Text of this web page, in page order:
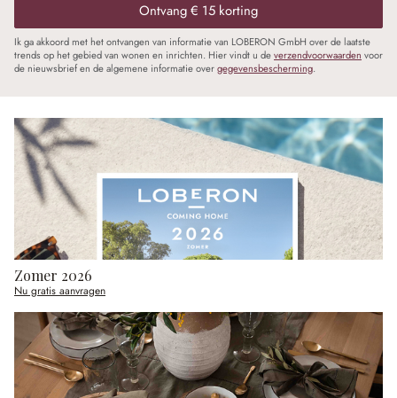
Ontvang € 15 korting
Ik ga akkoord met het ontvangen van informatie van LOBERON GmbH over de laatste
trends op het gebied van wonen en inrichten. Hier vindt u deverzendvoorwaarden voor
de nieuwsbrief en de algemene informatie overgegevensbescherming.
Zomer 2026
Nu gratis aanvragen